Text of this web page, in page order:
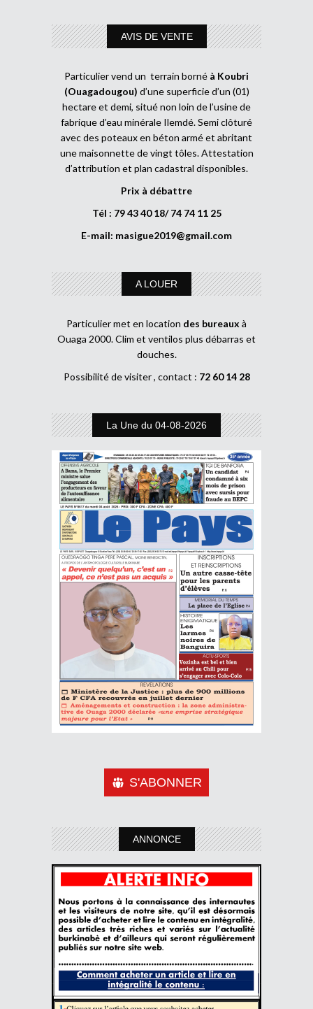
AVIS DE VENTE
Particulier vend un terrain borné à Koubri
(Ouagadougou) d’une superficie d’un (01)
hectare et demi, situé non loin de l’usine de
fabrique d’eau minérale Ilemdé. Semi clôturé
avec des poteaux en béton armé et abritant
une maisonnette de vingt tôles. Attestation
d’attribution et plan cadastral disponibles.
Prix à débattre
Tél : 79 43 40 18/ 74 74 11 25
E-mail: masigue2019@gmail.com
A LOUER
Particulier met en location des bureaux à
Ouaga 2000. Clim et ventilos plus débarras et
douches.
Possibilité de visiter , contact : 72 60 14 28
La Une du 04-08-2026
S'ABONNER
ANNONCE